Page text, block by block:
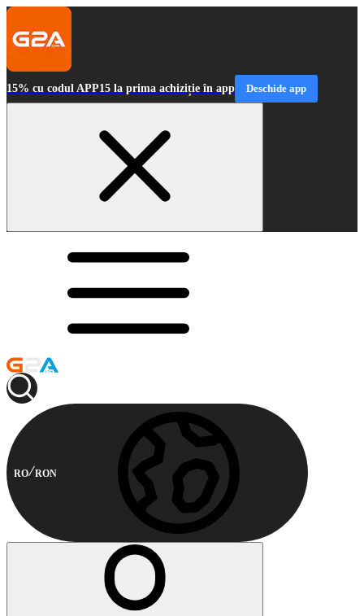
15% cu codul APP15 la prima achiziție în app Deschide app
RO RON